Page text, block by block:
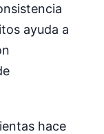
ayuda a
hace